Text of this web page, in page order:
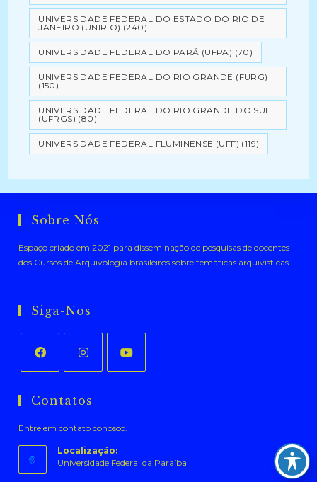
UNIVERSIDADE FEDERAL DO ESTADO DO RIO DE
JANEIRO (UNIRIO) (240)
UNIVERSIDADE FEDERAL DO PARÁ (UFPA) (70)
UNIVERSIDADE FEDERAL DO RIO GRANDE (FURG)
(150)
UNIVERSIDADE FEDERAL DO RIO GRANDE DO SUL
(UFRGS) (80)
UNIVERSIDADE FEDERAL FLUMINENSE (UFF) (119)
Sobre Nós
Espaço criado em 2021 para disseminação de pesquisas de docentes
dos Cursos de Arquivologia brasileiros sobre temáticas arquivísticas .
Siga-Nos
em
nova
aba
em
nova
aba
nova
aba
Contatos
Entre em contato conosco.
Localização:
Universidade Federal da Paraíba